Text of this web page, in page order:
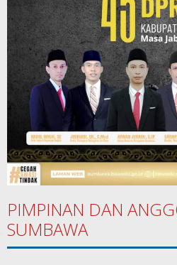
PIMPINAN DAN
SUMBAWA